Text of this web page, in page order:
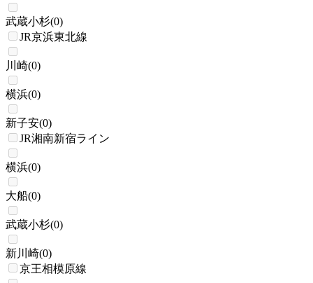
武蔵小杉(0)
JR京浜東北線
川崎(0)
横浜(0)
新子安(0)
JR湘南新宿ライン
横浜(0)
大船(0)
武蔵小杉(0)
新川崎(0)
京王相模原線